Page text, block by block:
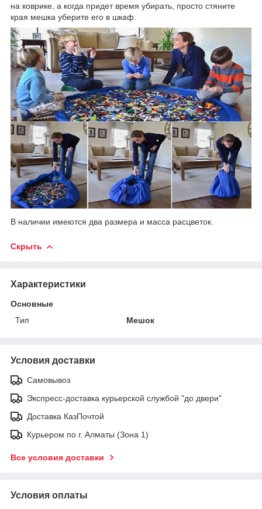
на коврике, а когда придет время убирать, просто стяните
края мешка уберите его в шкаф.
В наличии имеются два размера и масса расцветок.
Скрыть
Характеристики
Основные
Тип
Мешок
Условия доставки
Самовывоз
Экспресс-доставка курьерской службой "до двери"
Доставка КазПочтой
Курьером по г. Алматы (Зона 1)
Все условия доставки
Условия оплаты